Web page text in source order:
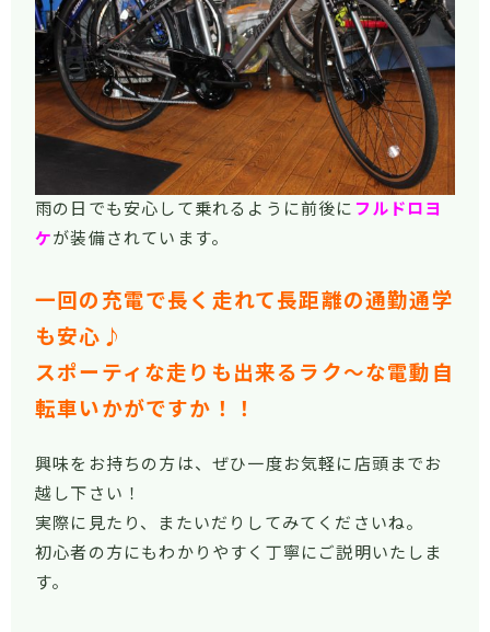
雨の日でも安心して乗れるように前後に フルドロヨ
ケが装備されています。
一回の充電で長く走れて長距離の通勤通学
も安心♪
スポーティな走りも出来るラク～な電動自
転車いかがですか！！
興味をお持ちの方は、ぜひ一度お気軽に店頭までお
越し下さい！
実際に見たり、またいだりしてみてくださいね。
初心者の方にもわかりやすく丁寧にご説明いたしま
す。